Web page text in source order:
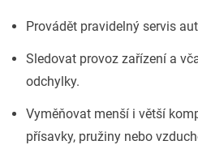
Provádět pravidelný servis
Sledovat provoz zařízení a
odchylky.
Vyměňovat menší i větší
přísavky, pružiny nebo